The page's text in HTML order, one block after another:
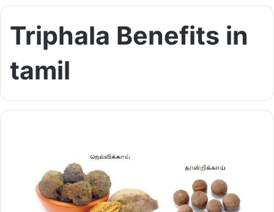
Triphala Benefits in
tamil